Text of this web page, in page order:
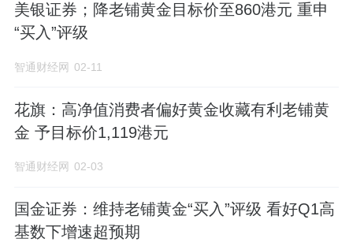
美银证券；降老铺黄金目标价至860港元 重申
“买入”评级
智通财经网 02-11
花旗：高净值消费者偏好黄金收藏有利老铺黄
金 予目标价1,119港元
智通财经网 02-03
国金证券：维持老铺黄金“买入”评级 看好Q1高
基数下增速超预期